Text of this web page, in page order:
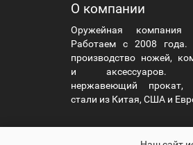
О компании
Оружейная компания
Работаем с 2008 года.
производство ножей,
и аксессуаров.
нержавеющий прокат,
стали из Китая, США и